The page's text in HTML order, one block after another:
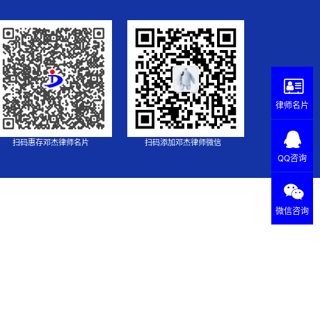
扫码惠存邓杰律师名片 扫码添加邓杰律师微信
律师名片
QQ咨询
微信咨询